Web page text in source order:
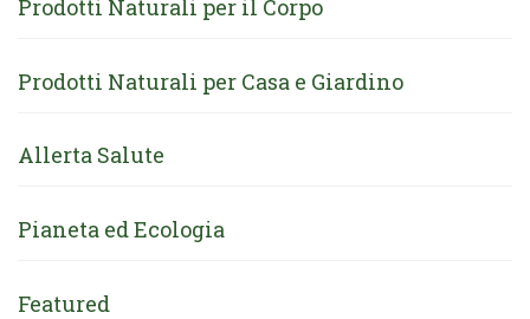
Prodotti Naturali per il Corpo
Prodotti Naturali per Casa e Giardino
Allerta Salute
Pianeta ed Ecologia
Featured